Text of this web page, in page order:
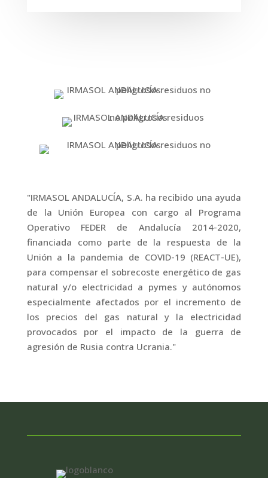
"IRMASOL ANDALUCÍA, S.A. ha recibido una ayuda
de la Unión Europea con cargo al Programa
Operativo FEDER de Andalucía 2014-2020,
financiada como parte de la respuesta de la
Unión a la pandemia de COVID-19 (REACT-UE),
para compensar el sobrecoste energético de gas
natural y/o electricidad a pymes y autónomos
especialmente afectados por el incremento de
los precios del gas natural y la electricidad
provocados por el impacto de la guerra de
agresión de Rusia contra Ucrania."